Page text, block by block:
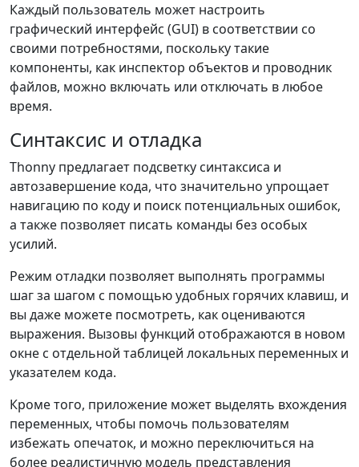
Каждый пользователь может настроить
графический интерфейс (GUI) в соответствии со
своими потребностями, поскольку такие
компоненты, как инспектор объектов и проводник
файлов, можно включать или отключать в любое
время.
Синтаксис и отладка
Thonny предлагает подсветку синтаксиса и
автозавершение кода, что значительно упрощает
навигацию по коду и поиск потенциальных ошибок,
а также позволяет писать команды без особых
усилий.
Режим отладки позволяет выполнять программы
шаг за шагом с помощью удобных горячих клавиш, и
вы даже можете посмотреть, как оцениваются
выражения. Вызовы функций отображаются в новом
окне с отдельной таблицей локальных переменных и
указателем кода.
Кроме того, приложение может выделять вхождения
переменных, чтобы помочь пользователям
избежать опечаток, и можно переключиться на
более реалистичную модель представления